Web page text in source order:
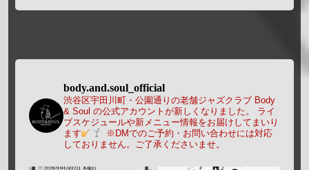
body.and.soul_official
渋谷区宇田川町・公園通りの老舗ジャズクラブ Body
& Soul の公式アカウントが新しくなりました。
ライ
ブスケジュールや新メニュー情報をお届けしてまいり
ます
※DMでのご予約・お問い合わせには対応
しておりません。ご了承くださいませ。